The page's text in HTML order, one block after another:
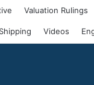
Valuation Rulings
Videos